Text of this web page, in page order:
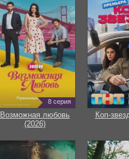
8 серия
Возможная любовь
(2026)
Коп-